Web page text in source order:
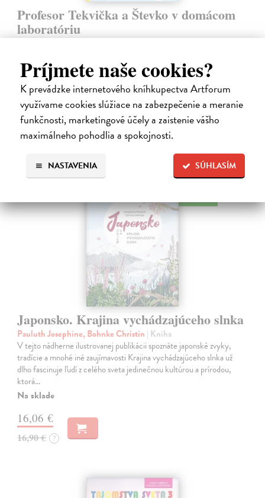
Príjmete naše cookies?
K prevádzke internetového kníhkupectva Artforum
využívame cookies slúžiace na zabezpečenie a meranie
funkčnosti, marketingové účely a zaistenie vášho
maximálneho pohodlia a spokojnosti.
SÚHLASÍM
NASTAVENIA
Profesor Tekvička a Števko v domácom
laboratóriu
recyklovaný papier aj dúhu? Vyskúšajte so svojimi deťmi tridsať
jednoduchých pokusov s bežnými predmetmi a materiálmi.
Na sklade
14,20 €
14,95 € ?
Japonsko. Krajina vychádzajúceho slnka
Pauluth Josephine, Bohnke Christin | Kniha
V tejto nádherne ilustrovanej publikácii spoznáte japonské zvyky,
tradície a mnohé iné zaujímavosti Krajina vychádzajúceho slnka už
dlho fascinuje ľudí z celého sveta jedinečnou kultúrou a prírodou,
ktorá…
Na sklade
16,06 €
16,90 € ?